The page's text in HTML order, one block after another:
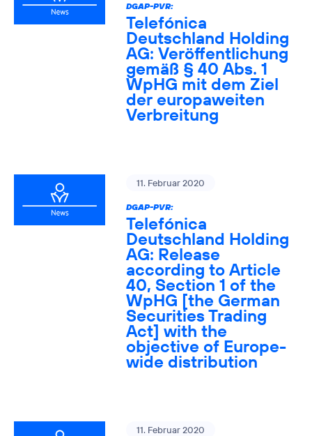
DGAP-PVR:
Telefónica
Deutschland Holding
AG: Veröffentlichung
gemäß § 40 Abs. 1
WpHG mit dem Ziel
der europaweiten
Verbreitung
11. Februar 2020
DGAP-PVR:
Telefónica
Deutschland Holding
AG: Release
according to Article
40, Section 1 of the
WpHG [the German
Securities Trading
Act] with the
objective of Europe-
wide distribution
11. Februar 2020